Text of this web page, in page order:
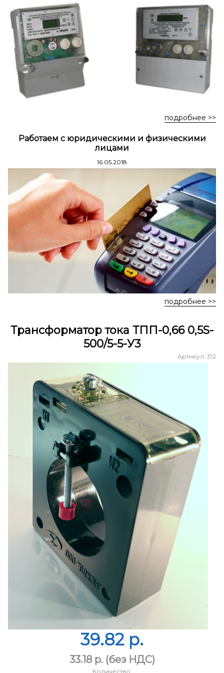
Стремянки стальные
Стремянки двухсторонние стальные
подробнее >>
Работаем с юридическими и физическими
лицами
16.05.2018
подробнее >>
Трансформатор тока ТПП-0,66 0,5S-
500/5-5-У3
Артикул: 312
39.82 p.
33.18 p.(без НДС)
Количество: